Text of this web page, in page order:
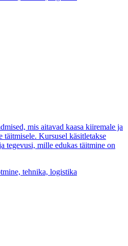
mis aitavad kaasa kiiremale ja
täitmisele. Kursusel käsitletakse
tegevusi, mille edukas täitmine on
tehnika, logistika